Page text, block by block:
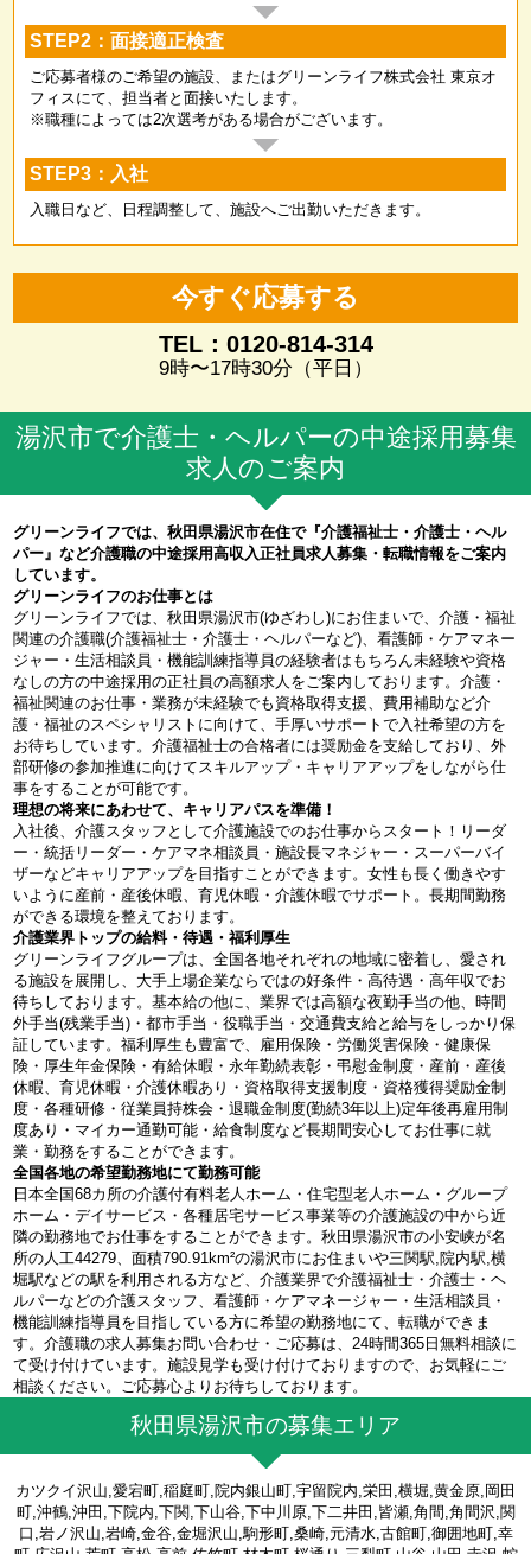
STEP2：面接適正検査
ご応募者様のご希望の施設、またはグリーンライフ株式会社 東京オ
フィスにて、担当者と面接いたします。
※職種によっては2次選考がある場合がございます。
STEP3：入社
入職日など、日程調整して、施設へご出勤いただきます。
今すぐ応募する
TEL：0120-814-314
9時〜17時30分（平日）
湯沢市で介護士・ヘルパーの中途採用募集
求人のご案内
グリーンライフでは、秋田県湯沢市在住で『介護福祉士・介護士・ヘル
パー』など介護職の中途採用高収入正社員求人募集・転職情報をご案内
しています。
グリーンライフのお仕事とは
グリーンライフでは、秋田県湯沢市(ゆざわし)にお住まいで、介護・福祉
関連の介護職(介護福祉士・介護士・ヘルパーなど)、看護師・ケアマネー
ジャー・生活相談員・機能訓練指導員の経験者はもちろん未経験や資格
なしの方の中途採用の正社員の高額求人をご案内しております。介護・
福祉関連のお仕事・業務が未経験でも資格取得支援、費用補助など介
護・福祉のスペシャリストに向けて、手厚いサポートで入社希望の方を
お待ちしています。介護福祉士の合格者には奨励金を支給しており、外
部研修の参加推進に向けてスキルアップ・キャリアアップをしながら仕
事をすることが可能です。
理想の将来にあわせて、キャリアパスを準備！
入社後、介護スタッフとして介護施設でのお仕事からスタート！リーダ
ー・統括リーダー・ケアマネ相談員・施設長マネジャー・スーパーバイ
ザーなどキャリアアップを目指すことができます。女性も長く働きやす
いように産前・産後休暇、育児休暇・介護休暇でサポート。長期間勤務
ができる環境を整えております。
介護業界トップの給料・待遇・福利厚生
グリーンライフグループは、全国各地それぞれの地域に密着し、愛され
る施設を展開し、大手上場企業ならではの好条件・高待遇・高年収でお
待ちしております。基本給の他に、業界では高額な夜勤手当の他、時間
外手当(残業手当)・都市手当・役職手当・交通費支給と給与をしっかり保
証しています。福利厚生も豊富で、雇用保険・労働災害保険・健康保
険・厚生年金保険・有給休暇・永年勤続表彰・弔慰金制度・産前・産後
休暇、育児休暇・介護休暇あり・資格取得支援制度・資格獲得奨励金制
度・各種研修・従業員持株会・退職金制度(勤続3年以上)定年後再雇用制
度あり・マイカー通勤可能・給食制度など長期間安心してお仕事に就
業・勤務をすることができます。
全国各地の希望勤務地にて勤務可能
日本全国68カ所の介護付有料老人ホーム・住宅型老人ホーム・グループ
ホーム・デイサービス・各種居宅サービス事業等の介護施設の中から近
隣の勤務地でお仕事をすることができます。秋田県湯沢市の小安峡が名
所の人工44279、面積790.91km²の湯沢市にお住まいや三関駅,院内駅,横
堀駅などの駅を利用される方など、介護業界で介護福祉士・介護士・ヘ
ルパーなどの介護スタッフ、看護師・ケアマネージャー・生活相談員・
機能訓練指導員を目指している方に希望の勤務地にて、転職ができま
す。介護職の求人募集お問い合わせ・ご応募は、24時間365日無料相談に
て受け付けています。施設見学も受け付けておりますので、お気軽にご
相談ください。ご応募心よりお待ちしております。
秋田県湯沢市の募集エリア
カツクイ沢山,愛宕町,稲庭町,院内銀山町,宇留院内,栄田,横堀,黄金原,岡田
町,沖鶴,沖田,下院内,下関,下山谷,下中川原,下二井田,皆瀬,角間,角間沢,関
口,岩ノ沢山,岩崎,金谷,金堀沢山,駒形町,桑崎,元清水,古館町,御囲地町,幸